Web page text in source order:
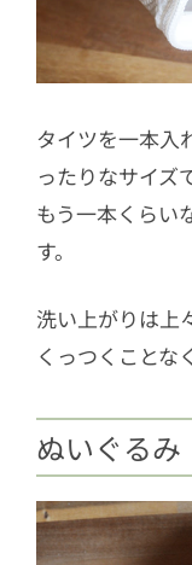
タイツを一本入
ったりなサイズ
もう一本くらい
す。
洗い上がりは上
くっつくことな
ぬいぐるみ